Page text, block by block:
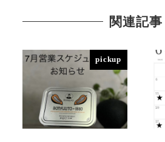
関連記事
pickup